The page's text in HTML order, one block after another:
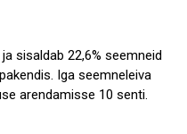
sisaldab 22,6% seemneid
Iga seemneleiva
arendamisse 10 senti.